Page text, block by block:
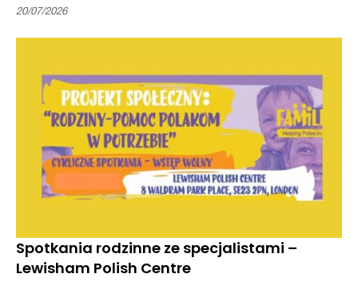
20/07/2026
Spotkania rodzinne ze specjalistami –
Lewisham Polish Centre